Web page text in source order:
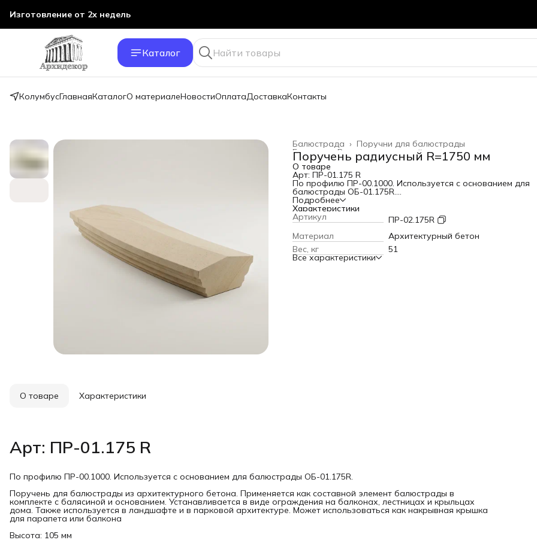
Изготовление от 2х недель
Каталог
КолумбусГлавнаяКаталогО материалеНовостиОплатаДоставкаКонтакты
Поручни для балюстрады
Балюстрада ›
Весь архитектурный декор ›
Главная ›
Поручень радиусный R=1750 мм
О товаре
Арт: ПР-01.175 R
По профилю ПР-00.1000. Используется с основанием для
балюстрады ОБ-01.175R.
Поручень для балюстрады из архитектурного бетона.
Применяется как составной элемент балюстрады в
с балясиной и основанием. Устанавливается в виде
ограждения на балконах, лестницах и крыльцах дома.
используется в ландшафте и в парковой архитектуре.
использоваться как накрывная крышка для парапета или
балкона
Высота: 105 мм
Подробнее
Характеристики
Артикул
ПР-02.175R
Материал
Архитектурный бетон
Вес, кг
51
Все характеристики
О товаре Характеристики
Арт: ПР-01.175 R
По профилю ПР-00.1000. Используется с основанием для балюстрады ОБ-01.175R.
Поручень для балюстрады из архитектурного бетона. Применяется как составной элемент балюстрады в
комплекте с балясиной и основанием. Устанавливается в виде ограждения на балконах, лестницах и крыльцах
дома. Также используется в ландшафте и в парковой архитектуре. Может использоваться как накрывная крышка
для парапета или балкона
Высота: 105 мм